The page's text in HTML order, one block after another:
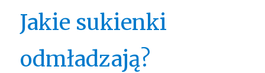
Jakie sukienki
odmładzają?